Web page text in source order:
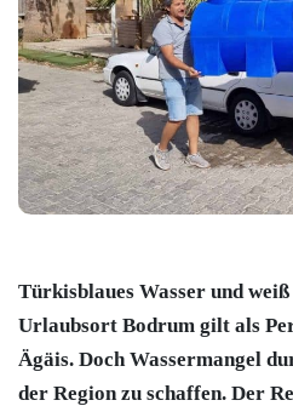
Türkisblaues Wasser und
Urlaubsort Bodrum gilt als
Ägäis. Doch Wassermangel
der Region zu schaffen. Der